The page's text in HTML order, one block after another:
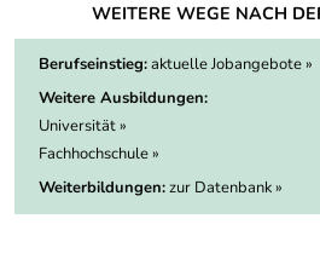
WEITERE WEGE NACH
Berufseinstieg:aktuelle Jobangebote »
Weitere Ausbildungen:
Universität »
Fachhochschule »
Weiterbildungen:zur Datenbank »